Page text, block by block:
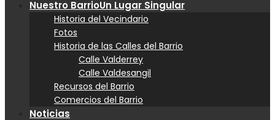
Nuestro BarrioUn Lugar Singular
Historia del Vecindario
Fotos
Historia de las Calles del Barrio
Calle Valderrey
Calle Valdesangil
Recursos del Barrio
Comercios del Barrio
Noticias